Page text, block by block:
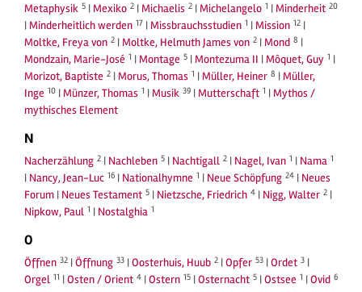
Metaphysik 5 | Mexiko 2 | Michaelis 2 | Michelangelo 1 | Minderheit 20
| Minderheitlich werden 17 | Missbrauchsstudien 1 | Mission 12 |
Moltke, Freya von 2 | Moltke, Helmuth James von 2 | Mond 8 |
Mondzain, Marie-José 1 | Montage 5 | Montezuma II | Môquet, Guy 1 |
Morizot, Baptiste 2 | Morus, Thomas 1 | Müller, Heiner 8 | Müller,
Inge 10 | Münzer, Thomas 1 | Musik 39 | Mutterschaft 1 | Mythos /
mythisches Element
N
Nacherzählung 2 | Nachleben 5 | Nachtigall 2 | Nagel, Ivan 1 | Nama 1
| Nancy, Jean-Luc 16 | Nationalhymne 1 | Neue Schöpfung 24 | Neues
Forum | Neues Testament 5 | Nietzsche, Friedrich 4 | Nigg, Walter 2 |
Nipkow, Paul 1 | Nostalghia 1
O
Öffnen 32 |Öffnung 33 |Oosterhuis, Huub 2 |Opfer 53 |Ordet 3 |
Orgel 11 |Osten / Orient 4 |Ostern 15 |Osternacht 5 |Ostsee 1 |Ovid 6